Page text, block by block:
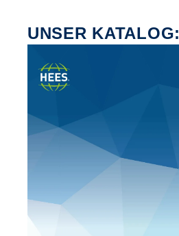
UNSER KATALOG: